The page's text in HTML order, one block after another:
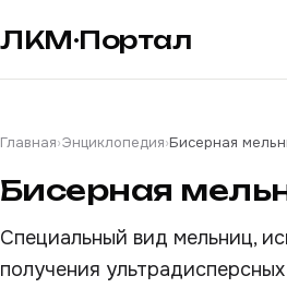
ЛКМ·Портал
Главная›Энциклопедия›Бисерная
Бисерная
Специальный вид мельниц,
получения